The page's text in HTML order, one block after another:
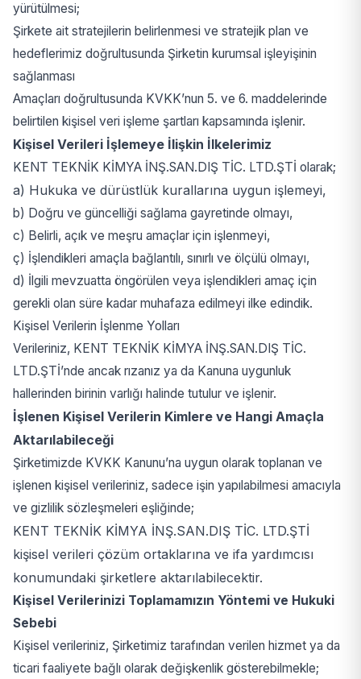
yürütülmesi;
Şirkete ait stratejilerin belirlenmesi ve stratejik plan ve
hedeflerimiz doğrultusunda Şirketin kurumsal işleyişinin
sağlanması
Amaçları doğrultusunda KVKK’nun 5. ve 6. maddelerinde
belirtilen kişisel veri işleme şartları kapsamında işlenir.
Kişisel Verileri İşlemeye İlişkin İlkelerimiz
KENT TEKNİK KİMYA İNŞ.SAN.DIŞ TİC. LTD.ŞTİ olarak;
a) Hukuka ve dürüstlük kurallarına uygun işlemeyi,
b) Doğru ve güncelliği sağlama gayretinde olmayı,
c) Belirli, açık ve meşru amaçlar için işlenmeyi,
ç) İşlendikleri amaçla bağlantılı, sınırlı ve ölçülü olmayı,
d) İlgili mevzuatta öngörülen veya işlendikleri amaç için
gerekli olan süre kadar muhafaza edilmeyi ilke edindik.
Kişisel Verilerin İşlenme Yolları
Verileriniz, KENT TEKNİK KİMYA İNŞ.SAN.DIŞ TİC.
LTD.ŞTİ’nde ancak rızanız ya da Kanuna uygunluk
hallerinden birinin varlığı halinde tutulur ve işlenir.
İşlenen Kişisel Verilerin Kimlere ve Hangi Amaçla
Aktarılabileceği
Şirketimizde KVKK Kanunu’na uygun olarak toplanan ve
işlenen kişisel verileriniz, sadece işin yapılabilmesi amacıyla
ve gizlilik sözleşmeleri eşliğinde;
KENT TEKNİK KİMYA İNŞ.SAN.DIŞ TİC. LTD.ŞTİ
kişisel verileri çözüm ortaklarına ve ifa yardımcısı
konumundaki şirketlere aktarılabilecektir.
Kişisel Verilerinizi Toplamamızın Yöntemi ve Hukuki
Sebebi
Kişisel verileriniz, Şirketimiz tarafından verilen hizmet ya da
ticari faaliyete bağlı olarak değişkenlik gösterebilmekle;